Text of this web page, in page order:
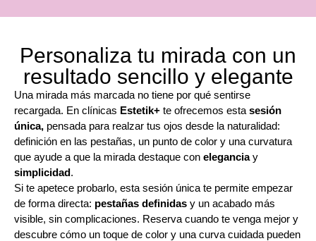
Personaliza tu mirada con un
resultado sencillo y elegante
Una mirada más marcada no tiene por qué sentirse
recargada. En clínicas Estetik+ te ofrecemos esta sesión
única, pensada para realzar tus ojos desde la naturalidad:
definición en las pestañas, un punto de color y una curvatura
que ayude a que la mirada destaque con eleganciay
simplicidad.
Si te apetece probarlo, esta sesión única te permite empezar
de forma directa: pestañas definidas y un acabado más
visible, sin complicaciones. Reserva cuando te venga mejor y
descubre cómo un toque de color y una curva cuidada pueden